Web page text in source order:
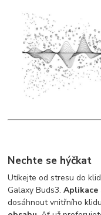
Nechte se hýčkat
Utíkejte od stresu do
Galaxy Buds3.Aplikace
dosáhnout vnitřního